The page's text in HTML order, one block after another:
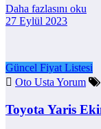
Daha fazlasını oku
27 Eylül 2023
Güncel Fiyat Listesi
Oto Usta Yorum
Toyota Yaris